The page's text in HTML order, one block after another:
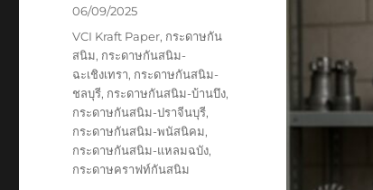
Posted
06/09/2025
Tags
VCI Kraft Paper, กระดาษกัน
สนิม, กระดาษกันสนิม-
ฉะเชิงเทรา, กระดาษกันสนิม-
ชลบุรี, กระดาษกันสนิม-บ้านบึง,
กระดาษกันสนิม-ปราจีนบุรี,
กระดาษกันสนิม-พนัสนิคม,
กระดาษกันสนิม-แหลมฉบัง,
กระดาษคราฟท์กันสนิม